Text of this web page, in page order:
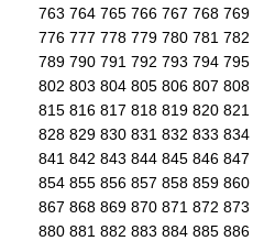
763 764 765 766 767 768 769
776 777 778 779 780 781 782
789 790 791 792 793 794 795
802 803 804 805 806 807 808
815 816 817 818 819 820 821
828 829 830 831 832 833 834
841 842 843 844 845 846 847
854 855 856 857 858 859 860
867 868 869 870 871 872 873
880 881 882 883 884 885 886